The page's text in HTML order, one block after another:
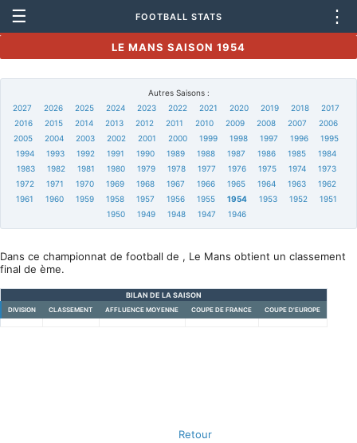
☰ FOOTBALL STATS ⋮
LE MANS SAISON 1954
Autres Saisons :
2027
2026 2025 2024 2023 2022 2021 2020 2019 2018
2017
2016
2015 2014 2013 2012 2011 2010 2009 2008 2007
2006
2005
2004 2003 2002 2001 2000 1999 1998 1997 1996
1995
1994
1993 1992 1991 1990 1989 1988 1987 1986 1985
1984
1983
1982 1981 1980 1979 1978 1977 1976 1975 1974
1973
1972
1971 1970 1969 1968 1967 1966 1965 1964 1963
1962
1961
1960 1959 1958 1957 1956 1955 1954 1953 1952
1951
1950
1949 1948 1947 1946
Dans ce championnat de football de , Le Mans obtient un classement
final de ème.
BILAN DE LA SAISON
DIVISION CLASSEMENT AFFLUENCE MOYENNE COUPE DE FRANCE COUPE D'EUROPE
Retour